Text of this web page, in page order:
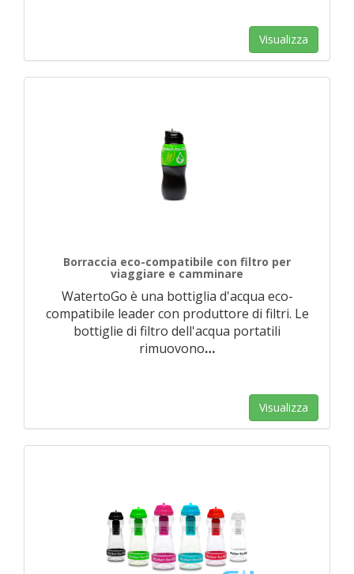
Visualizza
Borraccia eco-compatibile con filtro per
viaggiare e camminare
WatertoGo è una bottiglia d'acqua eco-
compatibile leader con produttore di filtri. Le
bottiglie di filtro dell'acqua portatili
rimuovono…
Visualizza